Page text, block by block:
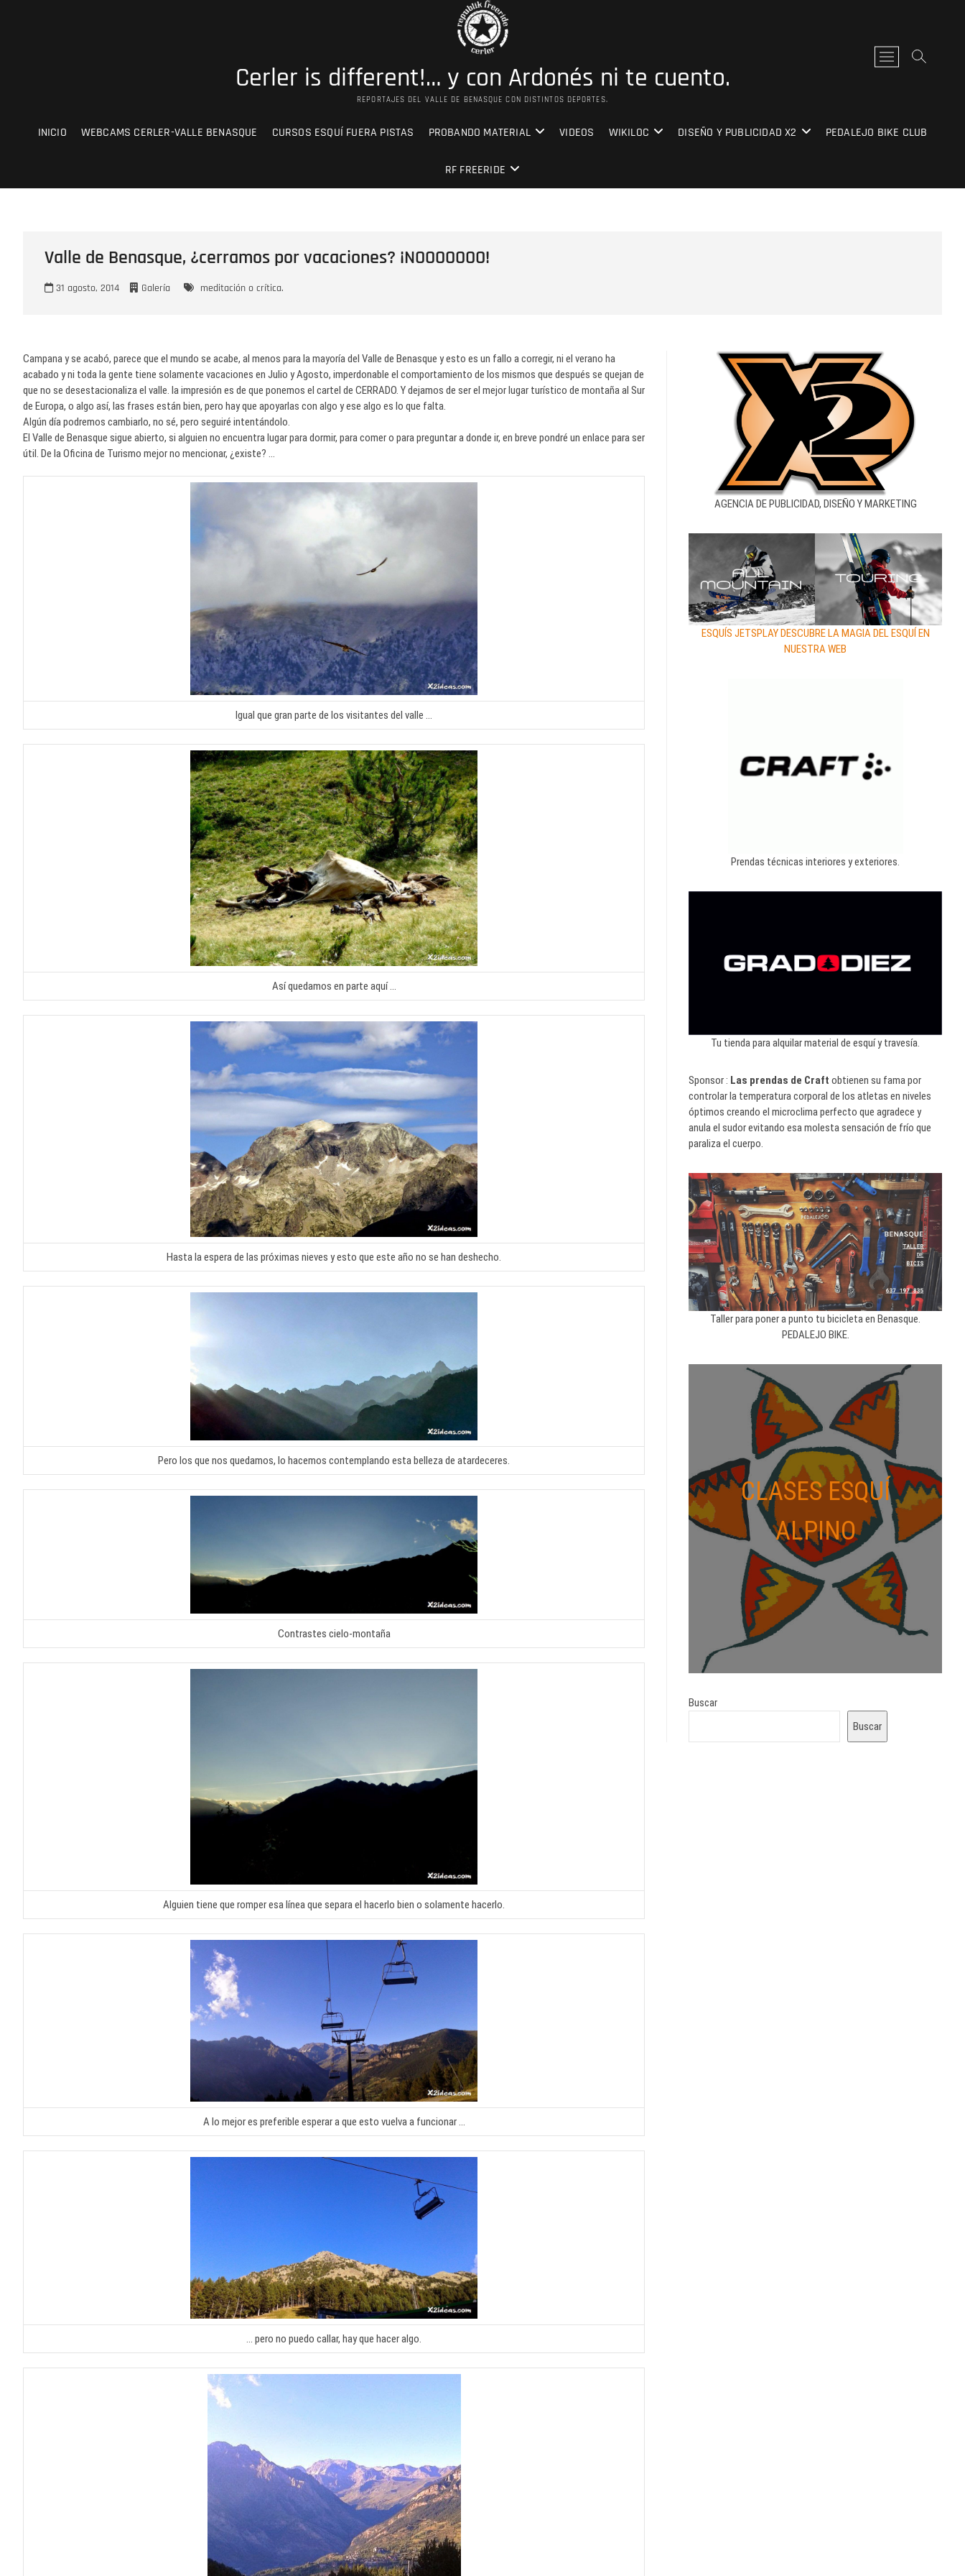
Cerler is different!… y con Ardonés ni te cuento.
REPORTAJES DEL VALLE DE BENASQUE CON DISTINTOS DEPORTES.
INICIO WEBCAMS CERLER-VALLE BENASQUE CURSOS ESQUÍ FUERA PISTAS PROBANDO MATERIAL VIDEOS WIKILOC DISEÑO Y PUBLICIDAD X2 PEDALEJO BIKE CLUB
RF FREERIDE
B
o
d
Valle de Benasque, ¿cerramos por vacaciones? ¡NOOOOOOO!
31 agosto, 2014 Galería meditación o crítica.
Campana y se acabó, parece que el mundo se acabe, al menos para la mayoría del Valle de Benasque y esto es un fallo a corregir, ni el verano ha
acabado y ni toda la gente tiene solamente vacaciones en Julio y Agosto, imperdonable el comportamiento de los mismos que después se quejan de
que no se desestacionaliza el valle. la impresión es de que ponemos el cartel de CERRADO. Y dejamos de ser el mejor lugar turístico de montaña al Sur
de Europa, o algo así, las frases están bien, pero hay que apoyarlas con algo y ese algo es lo que falta.
Algún día podremos cambiarlo, no sé, pero seguiré intentándolo.
El Valle de Benasque sigue abierto, si alguien no encuentra lugar para dormir, para comer o para preguntar a donde ir, en breve pondré un enlace para ser
útil. De la Oficina de Turismo mejor no mencionar, ¿existe? …
Igual que gran parte de los visitantes del valle …
Así quedamos en parte aquí …
Hasta la espera de las próximas nieves y esto que este año no se han deshecho.
Pero los que nos quedamos, lo hacemos contemplando esta belleza de atardeceres.
Contrastes cielo-montaña
Alguien tiene que romper esa línea que separa el hacerlo bien o solamente hacerlo.
A lo mejor es preferible esperar a que esto vuelva a funcionar …
… pero no puedo callar, hay que hacer algo.
AGENCIA DE PUBLICIDAD, DISEÑO Y MARKETING
ESQUÍS JETSPLAY DESCUBRE LA MAGIA DEL ESQUÍ EN
NUESTRA WEB
Prendas técnicas interiores y exteriores.
Tu tienda para alquilar material de esquí y travesía.
Sponsor : Las prendas de Craft obtienen su fama por
controlar la temperatura corporal de los atletas en niveles
óptimos creando el microclima perfecto que agradece y
anula el sudor evitando esa molesta sensación de frío que
paraliza el cuerpo.
Taller para poner a punto tu bicicleta en Benasque.
PEDALEJO BIKE.
CLASES ESQUÍ
ALPINO
Buscar
Buscar